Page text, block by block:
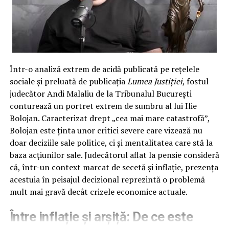
50.000 de motive să plângi în duba
Poliției
planul lor s-a izbit frontal de realitatea dură a cătușelor.
Sesizați de victimă, care a avut prezența de spirit
necesară într-un moment critic, polițiștii din Capitală au
trecut la treabă. Nu cu vorbe, ci cu fapte. Au înțeles
instantaneu mecanismul infracțional și au pregătit
„scena” pentru actul final: flagrantul.
În momentul în care escrocii au întins mâna cu
nerușinare după plicul ce conținea cei 50.000 de lei,
„curierii” au primit o surpriză pe care nu o vor uita prea
curând. În loc de bancnote foșnitoare, au simțit pe
imobilizat fulgerător, iar cercetările nu s-au oprit la
Într-o analiză extrem de acidă publicată pe rețelele
sociale și preluată de publicațiaLumea Justiției, fostul
judecător Andi Malaliu de la Tribunalul București
conturează un portret extrem de sumbru al lui Ilie
Bolojan. Caracterizat drept „cea mai mare catastrofă”,
Bolojan este ținta unor critici severe care vizează nu
doar deciziile sale politice, ci și mentalitatea care stă la
baza acțiunilor sale. Judecătorul aflat la pensie consideră
că, într-un context marcat de secetă și inflație, prezența
acestuia în peisajul decizional reprezintă o problemă
mult mai gravă decât crizele economice actuale.
Între inflație și arșiță: De ce este